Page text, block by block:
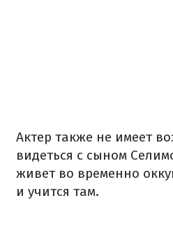
Актер также не имеет
видеться с сыном
живет во временно
и учится там.